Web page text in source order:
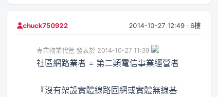
chuck750922 2014-10-27 12:49 · 6樓
專業物業代管 發表於 2014-10-27 11:39
社區網路業者 = 第二類電信事業經營者
『沒有架設實體線路固網或實體無線基